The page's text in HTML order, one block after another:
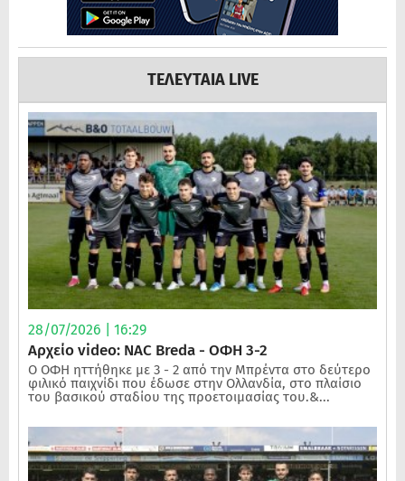
ΤΕΛΕΥΤΑΙΑ LIVE
28/07/2026 | 16:29
Αρχείο video: NAC Breda - ΟΦΗ 3-2
Ο ΟΦΗ ηττήθηκε με 3 - 2 από την Μπρέντα στο δεύτερο
φιλικό παιχνίδι που έδωσε στην Ολλανδία, στο πλαίσιο
του βασικού σταδίου της προετοιμασίας του.&...